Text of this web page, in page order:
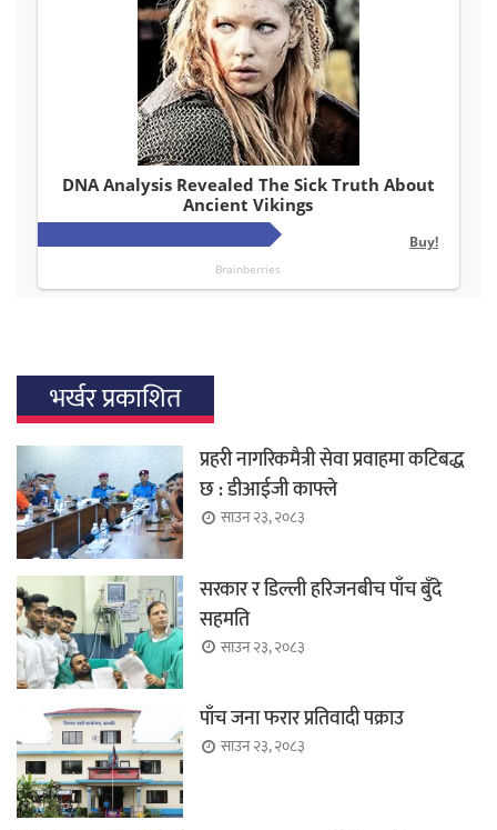
भर्खर प्रकाशित
प्रहरी नागरिकमैत्री सेवा प्रवाहमा कटिबद्ध
छ : डीआईजी काफ्ले
साउन २३, २०८३
सरकार र डिल्ली हरिजनबीच पाँच बुँदे
सहमति
साउन २३, २०८३
पाँच जना फरार प्रतिवादी पक्राउ
साउन २३, २०८३